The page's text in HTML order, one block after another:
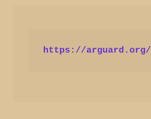
https://arguard.org/